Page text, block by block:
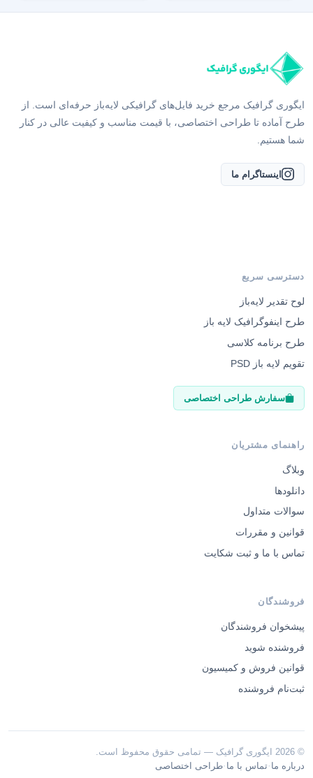
ایگوری گرافیک مرجع خرید فایل‌های گرافیکی لایه‌باز حرفه‌ای است. از
طرح آماده تا طراحی اختصاصی، با قیمت مناسب و کیفیت عالی در کنار
شما هستیم.
اینستاگرام ما
دسترسی سریع
لوح تقدیر لایه‌باز
طرح اینفوگرافیک لایه باز
طرح برنامه کلاسی
تقویم لایه باز PSD
سفارش طراحی اختصاصی
راهنمای مشتریان
وبلاگ
دانلودها
سوالات متداول
قوانین و مقررات
تماس با ما و ثبت شکایت
فروشندگان
پیشخوان فروشندگان
فروشنده شوید
قوانین فروش و کمیسیون
ثبت‌نام فروشنده
© 2026 ایگوری گرافیک — تمامی حقوق محفوظ است.
درباره ما ·تماس با ما ·طراحی اختصاصی